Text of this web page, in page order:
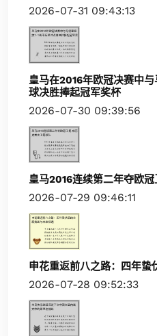
2026-07-31 09:43:13
皇马在2016年欧冠决赛中
球决胜捧起冠军奖杯
2026-07-30 09:39:56
皇马2016连续第二年夺欧
2026-07-29 09:46:11
申花重返前八之路：四年蛰
2026-07-28 09:52:33